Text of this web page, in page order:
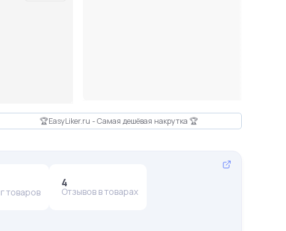
🏆EasyLiker.ru - Самая дешёвая накрутка 🏆
товаров
4
Отзывов в товарах